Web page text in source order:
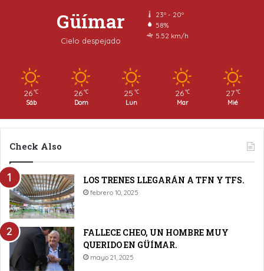
Güímar
Cielo despejado
23º - 20º
58%
5.52 km/h
26 ℃
Sáb
26 ℃
Dom
25 ℃
Lun
26 ℃
Mar
27 ℃
Mié
Check Also
LOS TRENES LLEGARÁN A TFN Y TFS.
febrero 10, 2025
FALLECE CHEO, UN HOMBRE MUY
QUERIDO EN GÜÍMAR.
mayo 21, 2025